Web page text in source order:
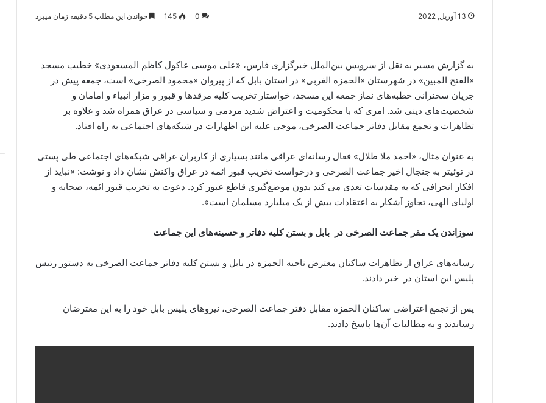
13 آوریل, 2022 0
145 خواندن این مطلب 5 دقیقه زمان میبرد
به گزارش مسیر به نقل از سرویس بین‌الملل خبرگزاری فارس، «علی موسی عاکول کاظم المسعودی» خطیب مسجد
«الفتح المبین» در شهرستان «الحمزه الغربی» در استان بابل که از پیروان «محمود الصرخی» است، جمعه پیش در
جریان سخنرانی خطبه‌های نماز جمعه این مسجد، خواستار تخریب کلیه مرقدها و قبور و مزار انبیاء و امامان و
شخصیت‌های دینی شد. امری که با محکومیت و اعتراض شدید مردمی و سیاسی در عراق همراه شد و علاوه بر
تظاهرات‌ و تجمع مقابل دفاتر جماعت الصرخی، موجی علیه این اظهارات در شبکه‌های اجتماعی به راه افتاد.
به عنوان مثال، «احمد ملا طلال» فعال رسانه‌ای عراقی مانند بسیاری از کاربران عراقی شبکه‌های اجتماعی طی پستی
در توئیتر به جنجال اخیر جماعت الصرخی و درخواست تخریب قبور ائمه در عراق واکنش نشان داد و نوشت: «نباید از
افکار انحرافی که به مقدسات تعدی می کند بدون موضع‌گیری قاطع عبور کرد. دعوت به تخریب قبور ائمه، صحابه و
اولیای الهی، تجاوز آشکار به اعتقادات بیش از یک میلیارد مسلمان است».
سوزاندن یک مقر جماعت الصرخی در بابل و بستن کلیه دفاتر و حسینه‌های این جماعت
رسانه‌های عراق از تظاهرات‌ ساکنان معترض ناحیه الحمزه در بابل و بستن کلیه دفاتر جماعت الصرخی به دستور رئیس
پلیس این استان در خبر دادند.
پس از تجمع اعتراضی ساکنان الحمزه مقابل دفتر جماعت الصرخی، نیروهای پلیس بابل خود را به این معترضان
رساندند و به مطالبات آن‌ها پاسخ دادند.